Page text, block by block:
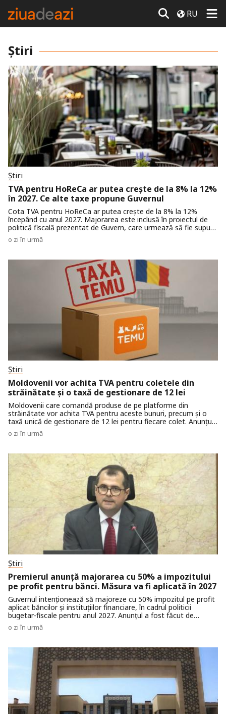
RU
Știri
Știri
TVA pentru HoReCa ar putea crește de la 8% la 12%
în 2027. Ce alte taxe propune Guvernul
Cota TVA pentru HoReCa ar putea crește de la 8% la 12%
începând cu anul 2027. Majorarea este inclusă în proiectul de
politică fiscală prezentat de Guvern, care urmează să fie supus
consultărilor publice.
o zi în urmă
Știri
Moldovenii vor achita TVA pentru coletele din
străinătate și o taxă de gestionare de 12 lei
Moldovenii care comandă produse de pe platforme din
străinătate vor achita TVA pentru aceste bunuri, precum și o
taxă unică de gestionare de 12 lei pentru fiecare colet. Anunțul
a fost făcut de viceprim-ministrul și ministrul Dezvoltării
Economice și Digitalizării, Vasile Tofan, în cadrul prezentării
o zi în urmă
Știri
Premierul anunță majorarea cu 50% a impozitului
pe profit pentru bănci. Măsura va fi aplicată în 2027
Guvernul intenționează să majoreze cu 50% impozitul pe profit
aplicat băncilor și instituțiilor financiare, în cadrul politicii
bugetar-fiscale pentru anul 2027. Anunțul a fost făcut de
premierul Vasile Tofan, care a precizat că măsura va avea
caracter temporar și se va aplica doar pe parcursul unui singur
o zi în urmă